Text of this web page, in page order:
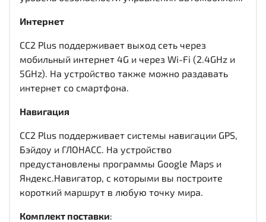
Интернет
CC2 Plus поддерживает выход сеть через
мобильный интернет 4G и через Wi-Fi (2.4GHz и
5GHz). На устройство также можно раздавать
интернет со смартфона.
Навигация
CC2 Plus поддерживает системы навигации GPS,
Бэйдоу и ГЛОНАСС. На устройство
предустановлены программы Google Maps и
Яндекс.Навигатор, с которыми вы построите
короткий маршрут в любую точку мира.
Комплект поставки: